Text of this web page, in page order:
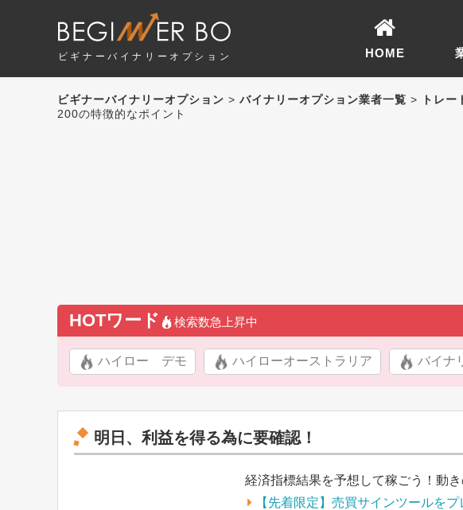
ビギナーバイナリーオプション HOME
ビギナーバイナリーオプション > バイナリーオプション業者一覧 > トレ
200の特徴的なポイント
HOTワード 検索数急上昇中
ハイロー デモ ハイローオーストラリア バイナ
明日、利益を得る為に要確認！
経済指標結果を予想して稼ごう！動
【先着限定】売買サインツールをプ